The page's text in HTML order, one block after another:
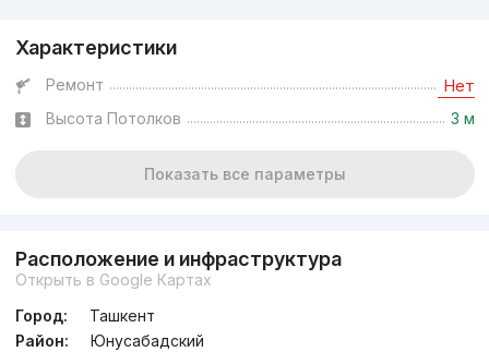
Характеристики
Ремонт Нет
Высота Потолков 3 м
Показать все параметры
Расположение и инфраструктура
Открыть в Google Картах
Город:
Ташкент
Район:
Юнусабадский